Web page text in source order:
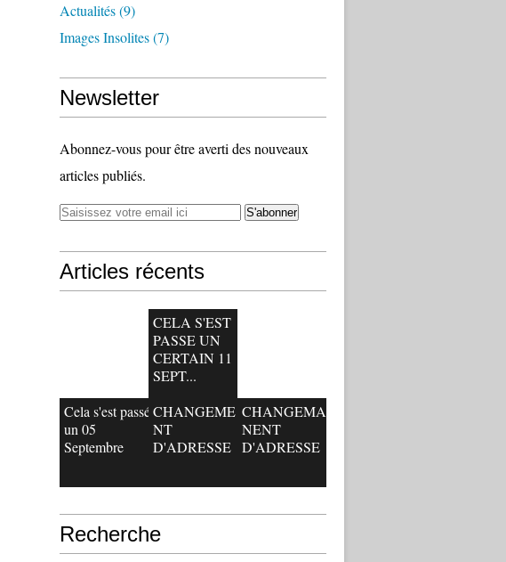
Actualités(9)
Images Insolites(7)
Newsletter
Abonnez-vous pour être averti des nouveaux
articles publiés.
Articles récents
CELA S'EST
PASSE UN
CERTAIN 11
SEPT...
Cela s'est passé
un 05
Septembre
CHANGEME
NT
D'ADRESSE
CHANGEMA
NENT
D'ADRESSE
Recherche